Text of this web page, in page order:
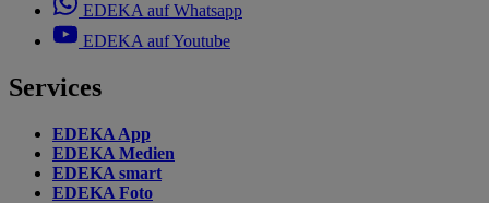
EDEKA auf Whatsapp
EDEKA auf Youtube
Services
EDEKA App
EDEKA Medien
EDEKA smart
EDEKA Foto